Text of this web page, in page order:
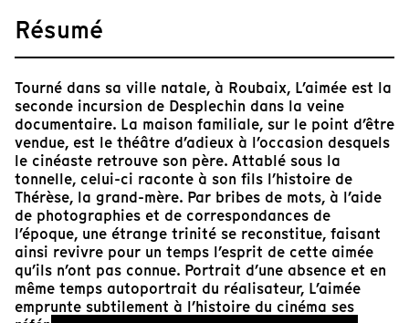
Résumé
Tourné dans sa ville natale, à Roubaix, L’aimée est la
seconde incursion de Desplechin dans la veine
documentaire. La maison familiale, sur le point d’être
vendue, est le théâtre d’adieux à l’occasion desquels
le cinéaste retrouve son père. Attablé sous la
tonnelle, celui-ci raconte à son fils l’histoire de
Thérèse, la grand-mère. Par bribes de mots, à l’aide
de photographies et de correspondances de
l’époque, une étrange trinité se reconstitue, faisant
ainsi revivre pour un temps l’esprit de cette aimée
qu’ils n’ont pas connue. Portrait d’une absence et en
même temps autoportrait du réalisateur, L’aimée
emprunte subtilement à l’histoire du cinéma ses